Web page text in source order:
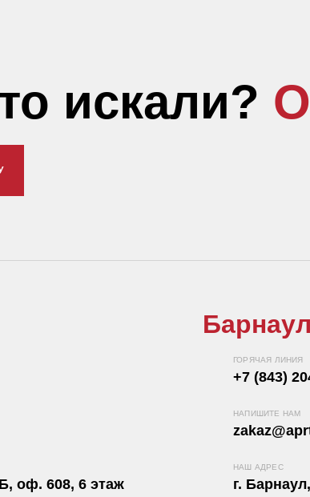
искали?
оф. 608, 6 этаж
Барнаул
ГОРЯЧАЯ ЛИНИЯ
+7 (843)
НАПИШИТЕ НАМ
НАШ АДРЕС
г.